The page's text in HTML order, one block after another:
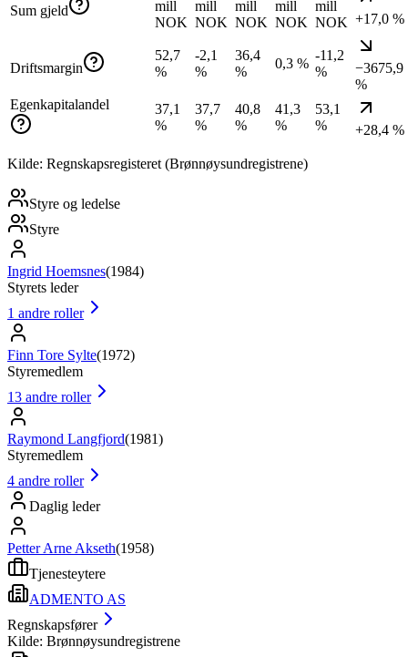
Sum gjeld
mill
NOK
mill
NOK
mill
NOK
mill
NOK
mill
NOK +17,0 %
Driftsmargin
52,7
%
-2,1
%
36,4
%
0,3 %
-11,2
%
−3675,9
%
Egenkapitalandel
37,1
%
37,7
%
40,8
%
41,3
%
53,1
%
+28,4 %
Kilde: Regnskapsregisteret (Brønnøysundregistrene)
Styre og ledelse
Styre
Ingrid Hoemsnes(1984)
Styrets leder
1 andre roller
Finn Tore Sylte(1972)
Styremedlem
13 andre roller
Raymond Langfjord(1981)
Styremedlem
4 andre roller
Daglig leder
Petter Arne Akseth(1958)
Tjenesteytere
ADMENTO AS
Regnskapsfører
Kilde: Brønnøysundregistrene